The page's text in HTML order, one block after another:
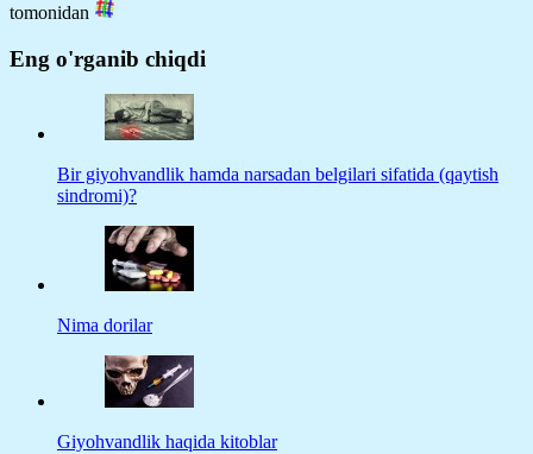
tomonidan
Eng o'rganib chiqdi
Bir giyohvandlik hamda narsadan belgilari sifatida (qaytish
sindromi)?
Nima dorilar
Giyohvandlik haqida kitoblar